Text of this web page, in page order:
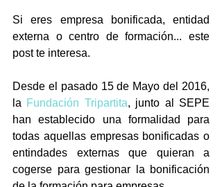
Si eres empresa bonificada, entidad
externa o centro de formación... este
post te interesa.
Desde el pasado 15 de Mayo del 2016,
la Fundación Tripartita, junto al SEPE
han establecido una formalidad para
todas aquellas empresas bonificadas o
entindades externas que quieran a
cogerse para gestionar la bonificación